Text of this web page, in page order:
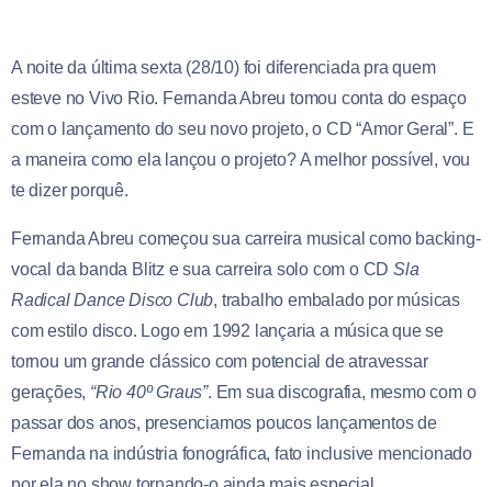
A noite da última sexta (28/10) foi diferenciada pra quem
esteve no Vivo Rio. Fernanda Abreu tomou conta do espaço
com o lançamento do seu novo projeto, o CD “Amor Geral”. E
a maneira como ela lançou o projeto? A melhor possível, vou
te dizer porquê.
Fernanda Abreu começou sua carreira musical como backing-
vocal da banda Blitz e sua carreira solo com o CD Sla
Radical Dance Disco Club, trabalho embalado por músicas
com estilo disco. Logo em 1992 lançaria a música que se
tornou um grande clássico com potencial de atravessar
gerações, “Rio 40º Graus”. Em sua discografia, mesmo com o
passar dos anos, presenciamos poucos lançamentos de
Fernanda na indústria fonográfica, fato inclusive mencionado